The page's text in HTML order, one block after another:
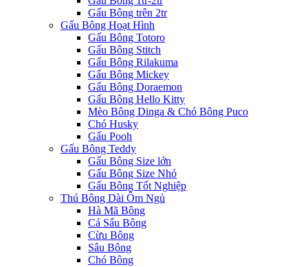
Gấu Bông trên 2tr
Gấu Bông Hoạt Hình
Gấu Bông Totoro
Gấu Bông Stitch
Gấu Bông Rilakuma
Gấu Bông Mickey
Gấu Bông Doraemon
Gấu Bông Hello Kitty
Mèo Bông Dinga & Chó Bông Puco
Chó Husky
Gấu Pooh
Gấu Bông Teddy
Gấu Bông Size lớn
Gấu Bông Size Nhỏ
Gấu Bông Tốt Nghiệp
Thú Bông Dài Ôm Ngủ
Hà Mã Bông
Cá Sấu Bông
Cừu Bông
Sâu Bông
Chó Bông